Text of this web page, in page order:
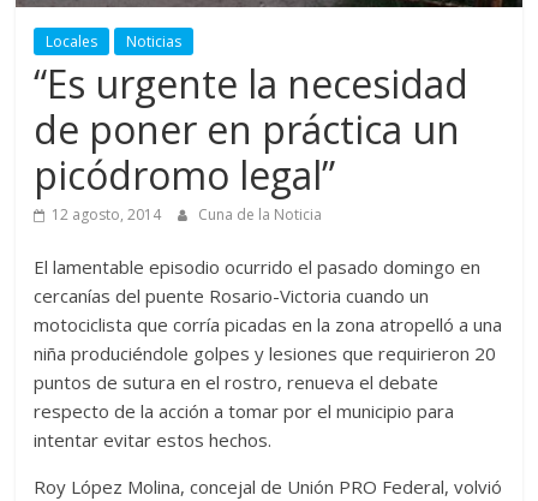
Locales Noticias
“Es urgente la necesidad
de poner en práctica un
picódromo legal”
12 agosto, 2014 Cuna de la Noticia
El lamentable episodio ocurrido el pasado domingo en
cercanías del puente Rosario-Victoria cuando un
motociclista que corría picadas en la zona atropelló a una
niña produciéndole golpes y lesiones que requirieron 20
puntos de sutura en el rostro, renueva el debate
respecto de la acción a tomar por el municipio para
intentar evitar estos hechos.
Roy López Molina, concejal de Unión PRO Federal, volvió